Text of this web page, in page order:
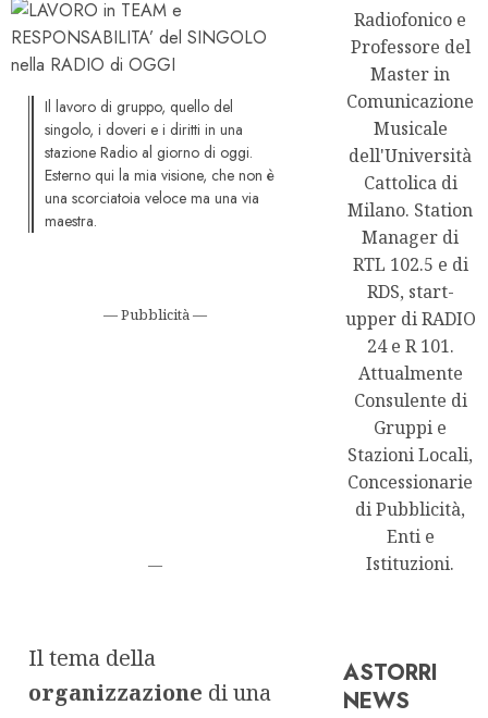
Il lavoro di gruppo, quello del
singolo, i doveri e i diritti in una
stazione Radio al giorno di oggi.
Esterno qui la mia visione, che non è
una scorciatoia veloce ma una via
maestra.
— Pubblicità —
—
Il tema della
organizzazione di una
Radiofonico e
Professore del
Master in
Comunicazione
Musicale
dell'Università
Cattolica di
Milano. Station
Manager di
RTL 102.5 e di
RDS, start-
upper di RADIO
24 e R 101.
Attualmente
Consulente di
Gruppi e
Stazioni Locali,
Concessionarie
di Pubblicità,
Enti e
Istituzioni.
ASTORRI
NEWSAstorri News